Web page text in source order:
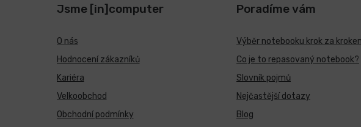
Jsme [in]computer
O nás
Hodnocení zákazníků
Kariéra
Velkoobchod
Obchodní podmínky
Poradíme vám
Výběr notebooku krok za
Co je to repasovaný notebook?
Slovník pojmů
Nejčastější dotazy
Blog